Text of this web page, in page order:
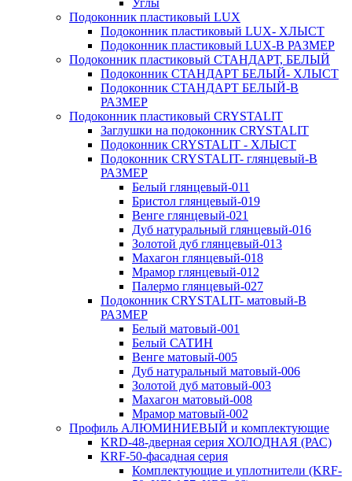
Подоконник пластиковый LUX
Подоконник пластиковый LUX- ХЛЫСТ
Подоконник пластиковый LUX-В РАЗМЕР
Подоконник пластиковый СТАНДАРТ, БЕЛЫЙ
Подоконник СТАНДАРТ БЕЛЫЙ- ХЛЫСТ
Подоконник СТАНДАРТ БЕЛЫЙ-В
РАЗМЕР
Подоконник пластиковый CRYSTALIT
Заглушки на подоконник CRYSTALIT
Подоконник CRYSTALIT - ХЛЫСТ
Подоконник CRYSTALIT- глянцевый-В
РАЗМЕР
Белый глянцевый-011
Бристол глянцевый-019
Венге глянцевый-021
Дуб натуральный глянцевый-016
Золотой дуб глянцевый-013
Махагон глянцевый-018
Мрамор глянцевый-012
Палермо глянцевый-027
Подоконник CRYSTALIT- матовый-В
РАЗМЕР
Белый матовый-001
Белый САТИН
Венге матовый-005
Дуб натуральный матовый-006
Золотой дуб матовый-003
Махагон матовый-008
Мрамор матовый-002
Профиль АЛЮМИНИЕВЫЙ и комплектующие
KRD-48-дверная серия ХОЛОДНАЯ (РАС)
KRF-50-фасадная серия
Комплектующие и уплотнители (KRF-